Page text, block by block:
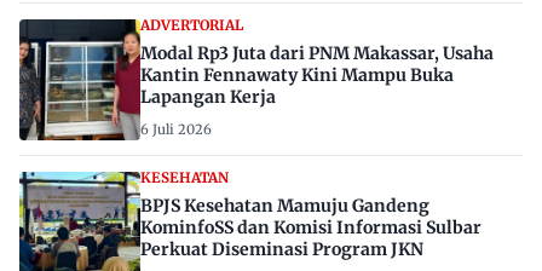
ADVERTORIAL
Modal Rp3 Juta dari PNM Makassar, Usaha
Kantin Fennawaty Kini Mampu Buka
Lapangan Kerja
6 Juli 2026
KESEHATAN
BPJS Kesehatan Mamuju Gandeng
KominfoSS dan Komisi Informasi Sulbar
Perkuat Diseminasi Program JKN